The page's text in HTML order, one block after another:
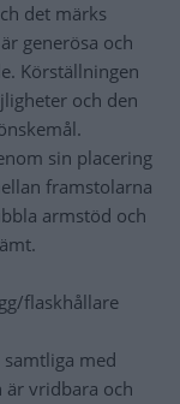
det märks
generösa och
Körställningen
och den
sin placering
framstolarna
armstöd och
flaskhållare
med
vridbara och